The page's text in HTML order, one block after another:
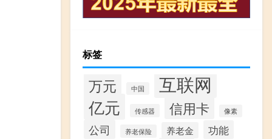
标签
万元 中国 互联网
亿元 传感器 信用卡 像素
公司 养老保险 养老金 功能